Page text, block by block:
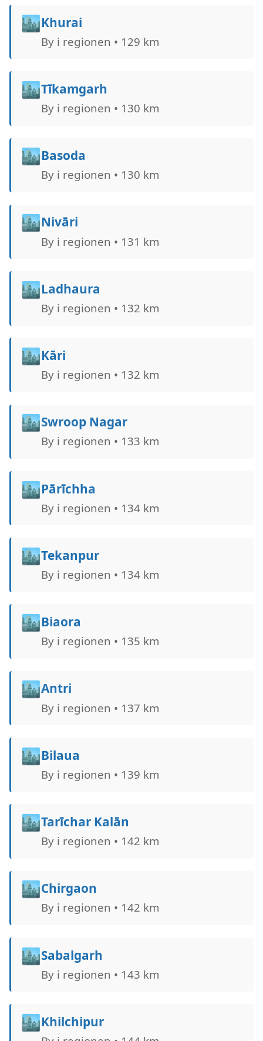
🏙️Khurai
By i regionen • 129 km
🏙️Tīkamgarh
By i regionen • 130 km
🏙️Basoda
By i regionen • 130 km
🏙️Nivāri
By i regionen • 131 km
🏙️Ladhaura
By i regionen • 132 km
🏙️Kāri
By i regionen • 132 km
🏙️Swroop Nagar
By i regionen • 133 km
🏙️Pārīchha
By i regionen • 134 km
🏙️Tekanpur
By i regionen • 134 km
🏙️Biaora
By i regionen • 135 km
🏙️Antri
By i regionen • 137 km
🏙️Bilaua
By i regionen • 139 km
🏙️Tarīchar Kalān
By i regionen • 142 km
🏙️Chirgaon
By i regionen • 142 km
🏙️Sabalgarh
By i regionen • 143 km
🏙️Khilchipur